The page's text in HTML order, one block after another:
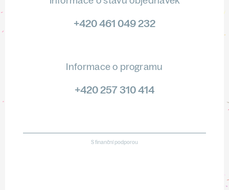
+420 461 049 232
Informace o programu
+420 257 310 414
S finanční podporou